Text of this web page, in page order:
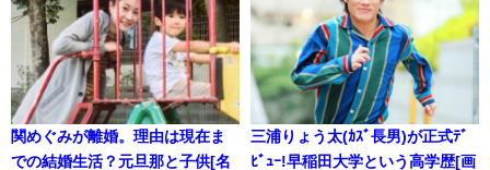
関めぐみが離婚。理由は現在ま
での結婚生活？元旦那と子供[名
三浦りょう太(ｶｽﾞ長男)が正式ﾃﾞ
ﾋﾞｭｰ!早稲田大学という高学歴[画